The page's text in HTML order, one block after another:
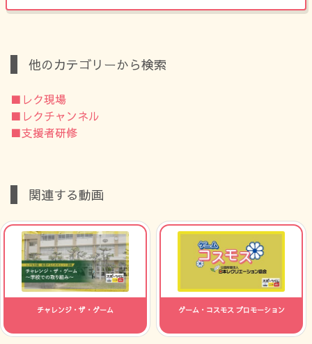
他のカテゴリーから検索
■レク現場
■レクチャンネル
■支援者研修
関連する動画
チャレンジ・ザ・ゲーム ゲーム・コスモス プロモーション